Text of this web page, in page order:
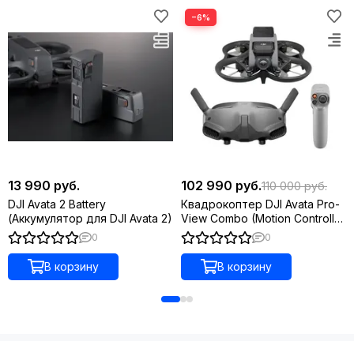
13 990 руб.
DJI Avata 2 Battery
(Аккумулятор для DJI Avata 2)
0
В корзину
−6%
102 990 руб.110 000 руб.
Квадрокоптер DJI Avata Pro-
View Combo (Motion Controller
2)
0
В корзину